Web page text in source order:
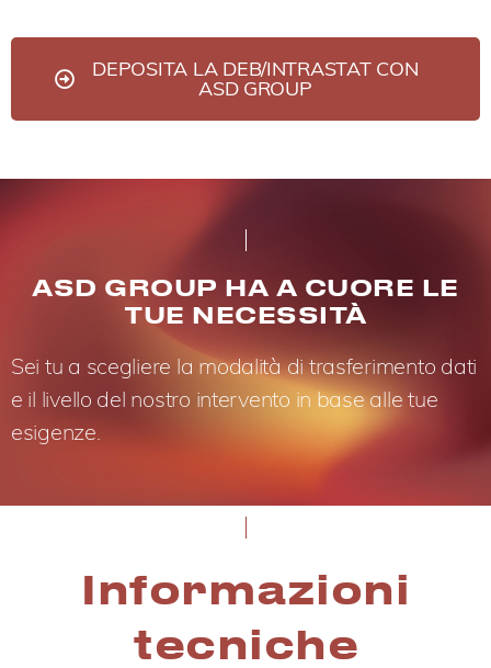
DEPOSITA LA DEB/INTRASTAT CON
ASD GROUP
ASD GROUP HA A CUORE LE
TUE NECESSITÀ
Sei tu a scegliere la modalità di trasferimento dati
e il livello del nostro intervento in base alle tue
esigenze.
Informazioni
tecniche